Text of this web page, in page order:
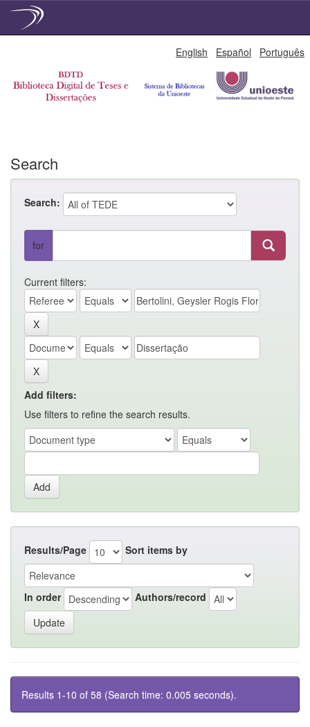
English Español Português
Search
Search:
for
Current filters:
Add filters:
Use filters to refine the search results.
Results/Page Sort items by
In order Authors/record
Results 1-10 of 58 (Search time: 0.005 seconds).